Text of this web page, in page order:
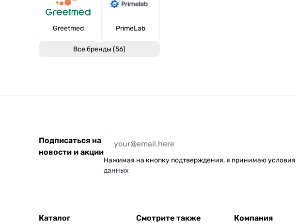
Greetmed PrimeLab
Все бренды (56)
Подписаться на
новости и акции
Нажимая на кнопку подтверждения, я принимаю условия
данных
Каталог Смотрите также Компания